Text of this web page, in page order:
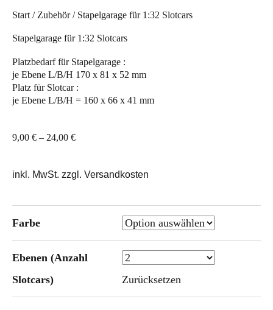
Start / Zubehör/ Stapelgarage für 1:32 Slotcars
Stapelgarage für 1:32 Slotcars
Platzbedarf für Stapelgarage :
je Ebene L/B/H 170 x 81 x 52 mm
Platz für Slotcar :
je Ebene L/B/H = 160 x 66 x 41 mm
9,00 € – 24,00 €
inkl. MwSt. zzgl. Versandkosten
Farbe
Ebenen (Anzahl
Slotcars)
Zurücksetzen